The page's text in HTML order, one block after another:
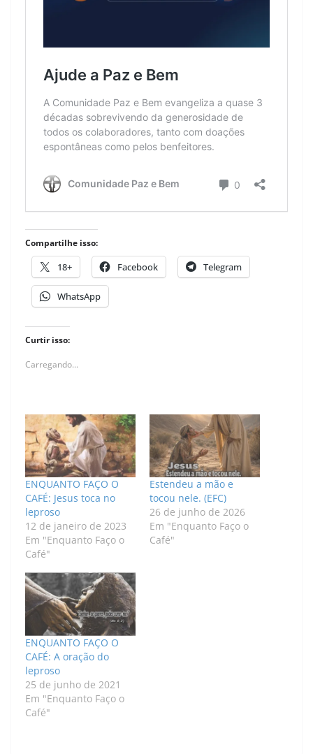
Compartilhe isso:
18+ Facebook Telegram
WhatsApp
Curtir isso:
Carregando...
ENQUANTO FAÇO O
CAFÉ: Jesus toca no
leproso
12 de janeiro de 2023
Em "Enquanto Faço o
Café"
Estendeu a mão e
tocou nele. (EFC)
26 de junho de 2026
Em "Enquanto Faço o
Café"
ENQUANTO FAÇO O
CAFÉ: A oração do
leproso
25 de junho de 2021
Em "Enquanto Faço o
Café"